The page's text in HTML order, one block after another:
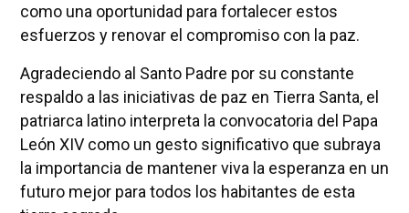
como una oportunidad para fortalecer estos
esfuerzos y renovar el compromiso con la paz.
Agradeciendo al Santo Padre por su constante
respaldo a las iniciativas de paz en Tierra Santa, el
patriarca latino interpreta la convocatoria del Papa
León XIV como un gesto significativo que subraya
la importancia de mantener viva la esperanza en un
futuro mejor para todos los habitantes de esta